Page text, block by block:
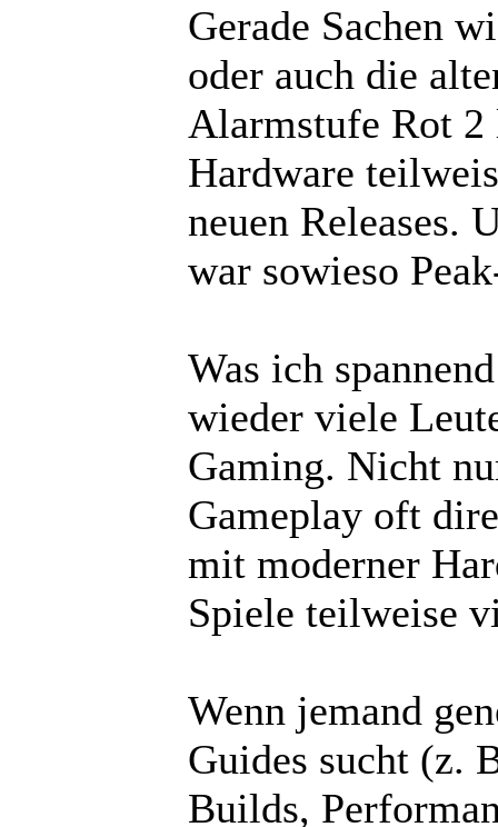
Gerade Sachen
oder auch die
Alarmstufe Rot 2
Hardware
neuen Releases.
war sowieso
Was ich
wieder viele
Gaming. Nicht
Gameplay oft
mit moderner
Spiele teilweise
Wenn jemand
Guides sucht (z.
Builds,